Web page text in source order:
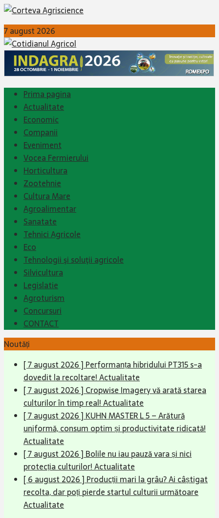
7 august 2026
Prima pagina
Actualitate
Economic
Companii
Eveniment
Vocea Fermierului
Horticultura
Zootehnie
Cultura Mare
Agroalimentar
Sanatate
Tehnici Agricole
Eco
Tehnologii şi soluţii agricole
Silvicultura
Legislatie
Agroturism
Concursuri
CONTACT
Noutăți
[ 7 august 2026 ] Performanța hibridului PT315 s-a
dovedit la recoltare!Actualitate
[ 7 august 2026 ] Cropwise Imagery vă arată starea
culturilor în timp real!Actualitate
[ 7 august 2026 ] KUHN MASTER L 5 – Arătură
uniformă, consum optim și productivitate ridicată!
Actualitate
[ 7 august 2026 ] Bolile nu iau pauză vara și nici
protecția culturilor!Actualitate
[ 6 august 2026 ] Producții mari la grâu? Ai câștigat
recolta, dar poți pierde startul culturii următoare
Actualitate